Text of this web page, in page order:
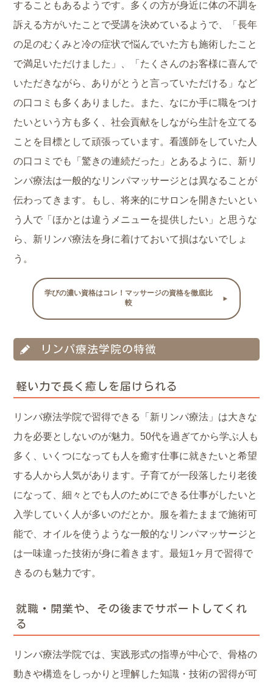
することもあるようです。多くの方が身近に体の不調を
訴える方がいたことで受講を決めているようで、「長年
の足のむくみと冷の症状で悩んでいた方も施術したこと
で満足いただけました」、「たくさんのお客様に喜んで
いただきながら、ありがとうと言っていただける」など
の口コミも多くありました。また、なにか手に職をつけ
たいという方も多く、社会貢献をしながら生計を立てる
ことを目標として頑張っています。看護師をしていた人
の口コミでも「驚きの連続だった」とあるように、新リ
ンパ療法は一般的なリンパマッサージとは異なることが
伝わってきます。もし、将来的にサロンを開きたいとい
う人で「ほかとは違うメニューを提供したい」と思うな
ら、新リンパ療法を身に着けておいて損はないでしょ
う。
学びの濃い資格はコレ！マッサージの資格を徹底比
較
リンパ療法学院の特徴
軽い力で長く癒しを届けられる
リンパ療法学院で習得できる「新リンパ療法」は大きな
力を必要としないのが魅力。50代を過ぎてから学ぶ人も
多く、いくつになっても人を癒す仕事に就きたいと希望
する人から人気があります。子育てが一段落したり老後
になって、細々とでも人のためにできる仕事がしたいと
入学していく人が多いのだとか。服を着たままで施術可
能で、オイルを使うような一般的なリンパマッサージと
は一味違った技術が身に着きます。最短1ヶ月で習得で
きるのも魅力です。
就職・開業や、その後までサポートしてくれ
る
リンパ療法学院では、実践形式の指導が中心で、骨格の
動きや構造をしっかりと理解した知識・技術の習得が可